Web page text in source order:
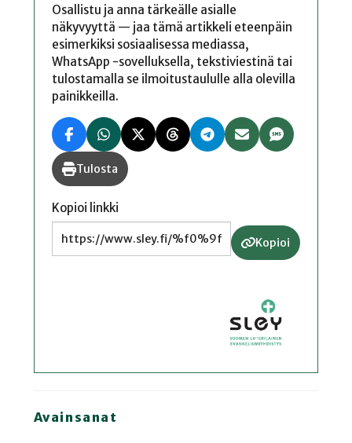
Osallistu ja anna tärkeälle asialle
näkyvyyttä — jaa tämä artikkeli eteenpäin
esimerkiksi sosiaalisessa mediassa,
WhatsApp -sovelluksella, tekstiviestinä tai
tulostamalla se ilmoitustaululle alla olevilla
painikkeilla.
Tulosta
Kopioi linkki
Kopioi
Avainsanat